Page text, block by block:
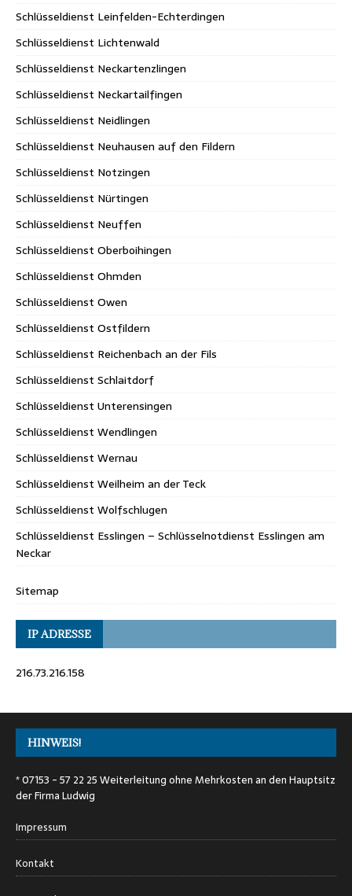
Schlüsseldienst Leinfelden-Echterdingen
Schlüsseldienst Lichtenwald
Schlüsseldienst Neckartenzlingen
Schlüsseldienst Neckartailfingen
Schlüsseldienst Neidlingen
Schlüsseldienst Neuhausen auf den Fildern
Schlüsseldienst Notzingen
Schlüsseldienst Nürtingen
Schlüsseldienst Neuffen
Schlüsseldienst Oberboihingen
Schlüsseldienst Ohmden
Schlüsseldienst Owen
Schlüsseldienst Ostfildern
Schlüsseldienst Reichenbach an der Fils
Schlüsseldienst Schlaitdorf
Schlüsseldienst Unterensingen
Schlüsseldienst Wendlingen
Schlüsseldienst Wernau
Schlüsseldienst Weilheim an der Teck
Schlüsseldienst Wolfschlugen
Schlüsseldienst Esslingen – Schlüsselnotdienst Esslingen am
Neckar
Sitemap
IP ADRESSE
216.73.216.158
HINWEIS!
* 07153 - 57 22 25 Weiterleitung ohne Mehrkosten an den Hauptsitz
der Firma Ludwig
Impressum
Kontakt